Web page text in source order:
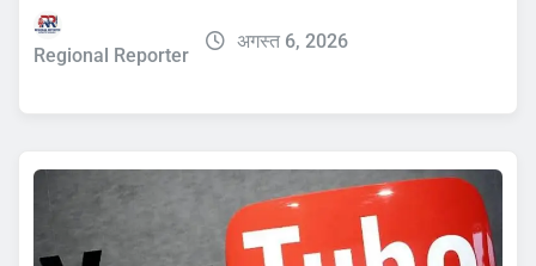
Regional Reporter
अगस्त 6, 2026